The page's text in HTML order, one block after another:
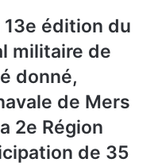
13e édition du
militaire de
donné,
de Mers
2e Région
de 35